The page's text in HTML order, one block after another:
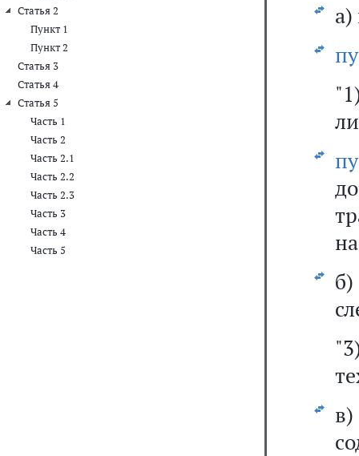
Статья 2
Пункт 1
Пункт 2
Статья 3
Статья 4
Статья 5
Часть 1
Часть 2
Часть 2.1
Часть 2.2
Часть 2.3
Часть 3
Часть 4
Часть 5